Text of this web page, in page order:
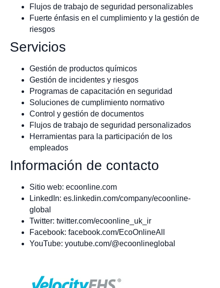
Flujos de trabajo de seguridad personalizables
Fuerte énfasis en el cumplimiento y la gestión de
riesgos
Servicios
Gestión de productos químicos
Gestión de incidentes y riesgos
Programas de capacitación en seguridad
Soluciones de cumplimiento normativo
Control y gestión de documentos
Flujos de trabajo de seguridad personalizados
Herramientas para la participación de los
empleados
Información de contacto
Sitio web: ecoonline.com
LinkedIn: es.linkedin.com/company/ecoonline-
global
Twitter: twitter.com/ecoonline_uk_ir
Facebook: facebook.com/EcoOnlineAll
YouTube: youtube.com/@ecoonlineglobal